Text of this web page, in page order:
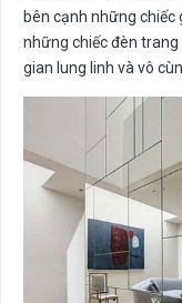
bên cạnh những chiếc
những chiếc đèn
gian lung linh và vô